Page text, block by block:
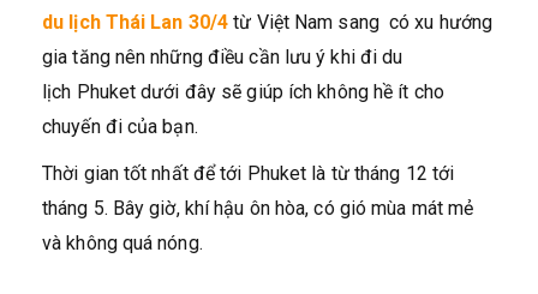
du lịch Thái Lan 30/4 từ Việt Nam sang có xu hướng
gia tăng nên những điều cần lưu ý khi đi du
lịch Phuket dưới đây sẽ giúp ích không hề ít cho
chuyến đi của bạn.
Thời gian tốt nhất để tới Phuket là từ tháng 12 tới
tháng 5. Bây giờ, khí hậu ôn hòa, có gió mùa mát mẻ
và không quá nóng.